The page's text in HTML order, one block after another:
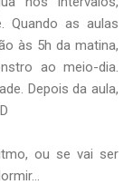
Quando as aulas
às 5h da matina,
ao meio-dia.
Depois da aula,
ou se vai ser